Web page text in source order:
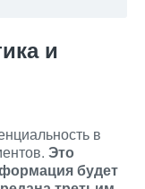
и
в
Это
будет